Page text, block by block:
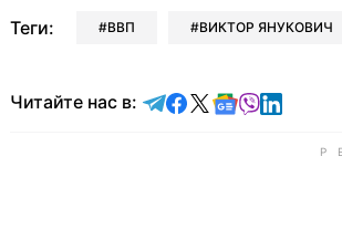
Теги: ВВП ВИКТОР ЯНУКОВИЧ
Читайте нас в: Читайте в Telegram
Читайте в
Читайте в X
Читайте в
Читайте